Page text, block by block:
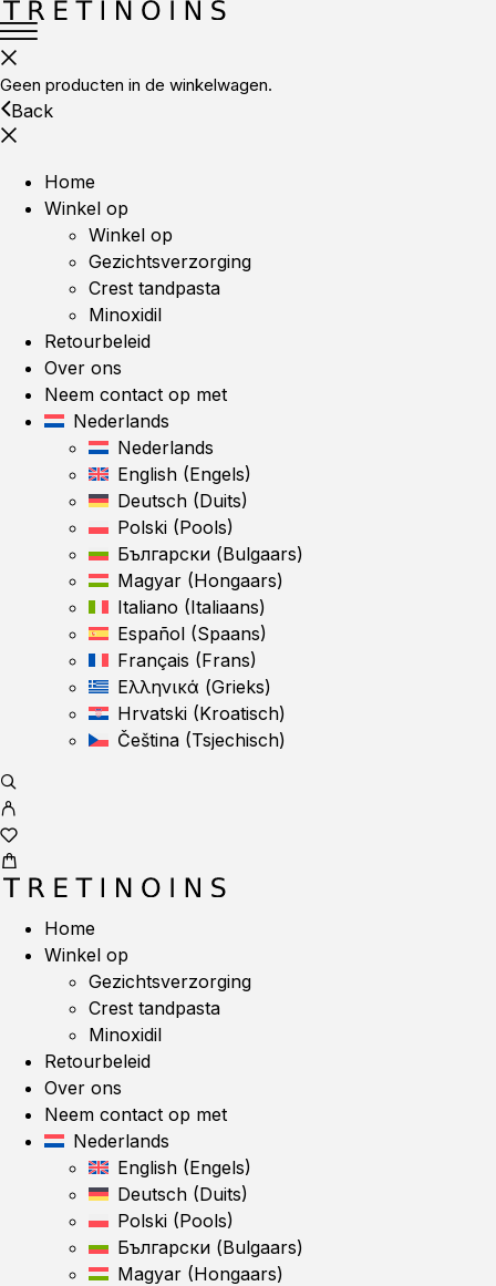
Geen producten in de winkelwagen.
Back
Home
Winkel op
Winkel op
Gezichtsverzorging
Crest tandpasta
Minoxidil
Retourbeleid
Over ons
Neem contact op met
Nederlands
Nederlands
English (Engels)
Deutsch (Duits)
Polski (Pools)
Български (Bulgaars)
Magyar (Hongaars)
Italiano (Italiaans)
Español (Spaans)
Français (Frans)
Ελληνικά (Grieks)
Hrvatski (Kroatisch)
Čeština (Tsjechisch)
Home
Winkel op
Gezichtsverzorging
Crest tandpasta
Minoxidil
Retourbeleid
Over ons
Neem contact op met
Nederlands
English (Engels)
Deutsch (Duits)
Polski (Pools)
Български (Bulgaars)
Magyar (Hongaars)